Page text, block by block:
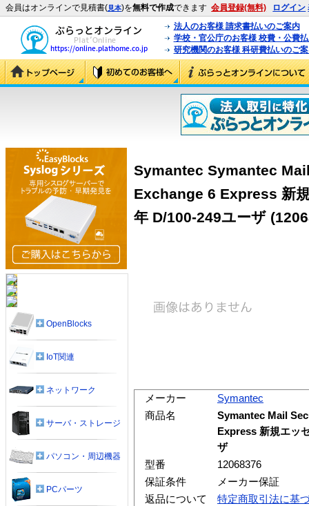
会員はオンラインで見積書(見本)を無料で作成できます 会員登録(無料) ログイン
法人のお客様 請求書払いのご案内
学校・官公庁のお客様 校費・公費
研究機関のお客様 科研費払いのご
Symantec Symantec
Exchange 6 Express 新
年 D/100-249ユーザ
メーカー
Symantec
商品名
Symantec Mail
Express 新規エッ
ザ
型番
12068376
保証条件
メーカー保証
返品について
特定商取引法に基
OpenBlocks
IoT関連
ネットワーク
サーバ・ストレージ
パソコン・周辺機器
PCパーツ